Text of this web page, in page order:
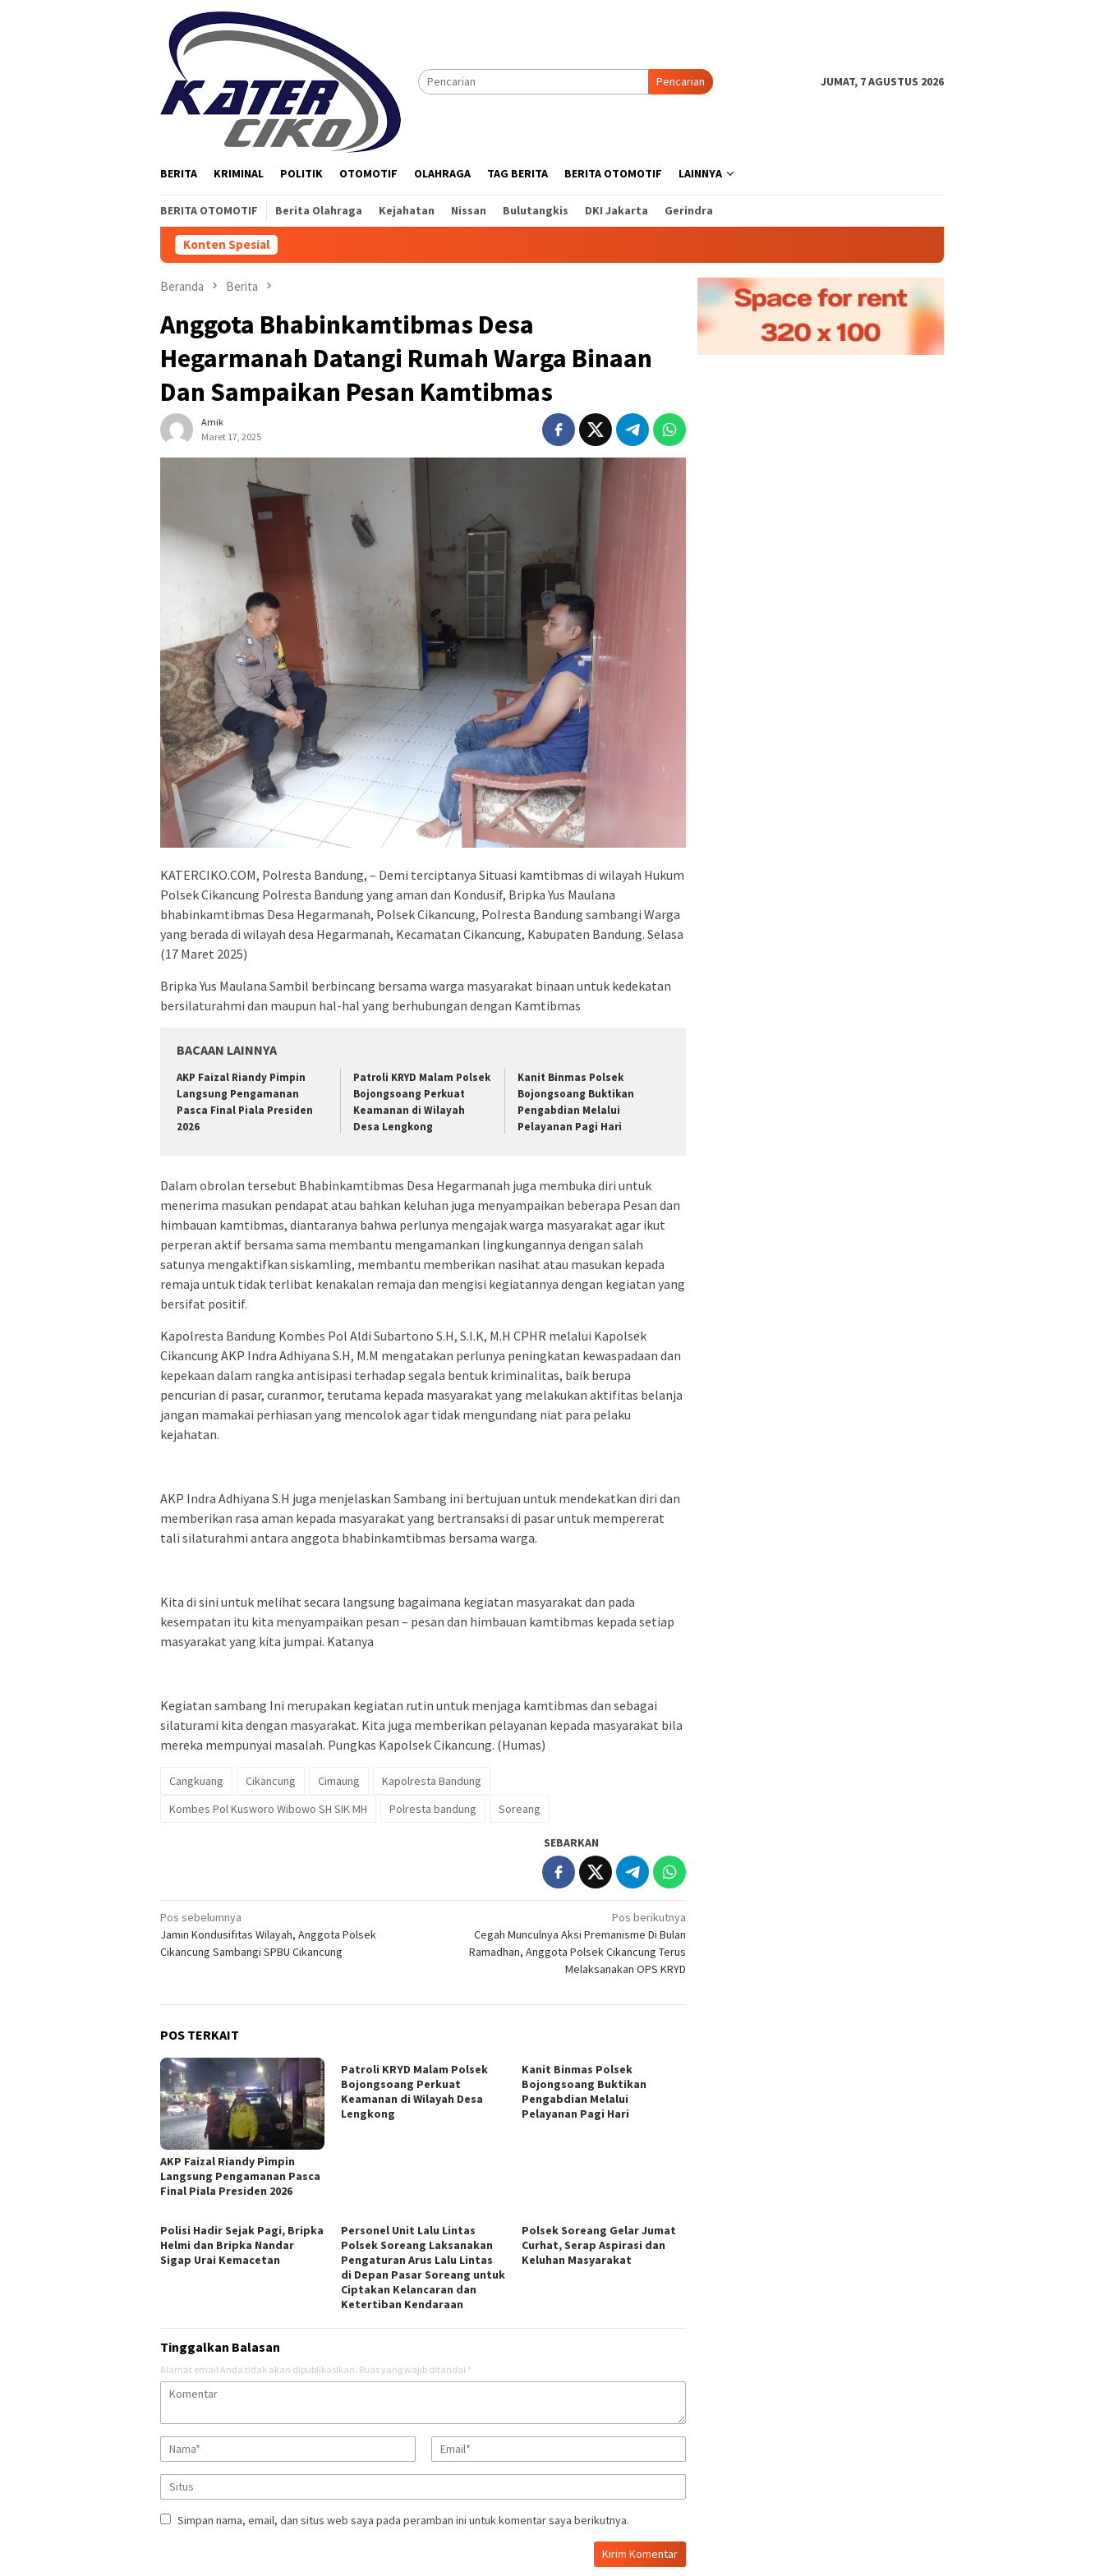
Pencarian JUMAT, 7 AGUSTUS 2026
BERITA KRIMINAL POLITIK OTOMOTIF OLAHRAGA TAG BERITA BERITA OTOMOTIF LAINNYA
BERITA OTOMOTIF Berita Olahraga Kejahatan Nissan Bulutangkis DKI Jakarta Gerindra
Konten Spesial
Beranda Berita
Anggota Bhabinkamtibmas Desa
Hegarmanah Datangi Rumah Warga Binaan
Dan Sampaikan Pesan Kamtibmas
Amik
Maret 17, 2025
KATERCIKO.COM, Polresta Bandung, – Demi terciptanya Situasi kamtibmas di wilayah Hukum
Polsek Cikancung Polresta Bandung yang aman dan Kondusif, Bripka Yus Maulana
bhabinkamtibmas Desa Hegarmanah, Polsek Cikancung, Polresta Bandung sambangi Warga
yang berada di wilayah desa Hegarmanah, Kecamatan Cikancung, Kabupaten Bandung. Selasa
(17 Maret 2025)
Bripka Yus Maulana Sambil berbincang bersama warga masyarakat binaan untuk kedekatan
bersilaturahmi dan maupun hal-hal yang berhubungan dengan Kamtibmas
BACAAN LAINNYA
AKP Faizal Riandy Pimpin
Langsung Pengamanan
Pasca Final Piala Presiden
2026
Patroli KRYD Malam Polsek
Bojongsoang Perkuat
Keamanan di Wilayah
Desa Lengkong
Kanit Binmas Polsek
Bojongsoang Buktikan
Pengabdian Melalui
Pelayanan Pagi Hari
Dalam obrolan tersebut Bhabinkamtibmas Desa Hegarmanah juga membuka diri untuk
menerima masukan pendapat atau bahkan keluhan juga menyampaikan beberapa Pesan dan
himbauan kamtibmas, diantaranya bahwa perlunya mengajak warga masyarakat agar ikut
perperan aktif bersama sama membantu mengamankan lingkungannya dengan salah
satunya mengaktifkan siskamling, membantu memberikan nasihat atau masukan kepada
remaja untuk tidak terlibat kenakalan remaja dan mengisi kegiatannya dengan kegiatan yang
bersifat positif.
Kapolresta Bandung Kombes Pol Aldi Subartono S.H, S.I.K, M.H CPHR melalui Kapolsek
Cikancung AKP Indra Adhiyana S.H, M.M mengatakan perlunya peningkatan kewaspadaan dan
kepekaan dalam rangka antisipasi terhadap segala bentuk kriminalitas, baik berupa
pencurian di pasar, curanmor, terutama kepada masyarakat yang melakukan aktifitas belanja
jangan mamakai perhiasan yang mencolok agar tidak mengundang niat para pelaku
kejahatan.
AKP Indra Adhiyana S.H juga menjelaskan Sambang ini bertujuan untuk mendekatkan diri dan
memberikan rasa aman kepada masyarakat yang bertransaksi di pasar untuk mempererat
tali silaturahmi antara anggota bhabinkamtibmas bersama warga.
Kita di sini untuk melihat secara langsung bagaimana kegiatan masyarakat dan pada
kesempatan itu kita menyampaikan pesan – pesan dan himbauan kamtibmas kepada setiap
masyarakat yang kita jumpai. Katanya
Kegiatan sambang Ini merupakan kegiatan rutin untuk menjaga kamtibmas dan sebagai
silaturami kita dengan masyarakat. Kita juga memberikan pelayanan kepada masyarakat bila
mereka mempunyai masalah. Pungkas Kapolsek Cikancung. (Humas)
Cangkuang Cikancung Cimaung
Kapolresta Bandung
Kombes Pol Kusworo Wibowo SH SIK MH
Polresta bandung Soreang
SEBARKAN
Navigasi
pos
Pos sebelumnya
Jamin Kondusifitas Wilayah, Anggota Polsek
Cikancung Sambangi SPBU Cikancung
Pos berikutnya
Cegah Munculnya Aksi Premanisme Di Bulan
Ramadhan, Anggota Polsek Cikancung Terus
Melaksanakan OPS KRYD
POS TERKAIT
AKP Faizal Riandy Pimpin
Langsung Pengamanan Pasca
Final Piala Presiden 2026
Patroli KRYD Malam Polsek
Bojongsoang Perkuat
Keamanan di Wilayah Desa
Lengkong
Kanit Binmas Polsek
Bojongsoang Buktikan
Pengabdian Melalui
Pelayanan Pagi Hari
Polisi Hadir Sejak Pagi, Bripka
Helmi dan Bripka Nandar
Sigap Urai Kemacetan
Personel Unit Lalu Lintas
Polsek Soreang Laksanakan
Pengaturan Arus Lalu Lintas
di Depan Pasar Soreang untuk
Ciptakan Kelancaran dan
Ketertiban Kendaraan
Polsek Soreang Gelar Jumat
Curhat, Serap Aspirasi dan
Keluhan Masyarakat
Tinggalkan Balasan
Alamat email Anda tidak akan dipublikasikan. Ruas yang wajib ditandai *
Simpan nama, email, dan situs web saya pada peramban ini untuk komentar saya berikutnya.